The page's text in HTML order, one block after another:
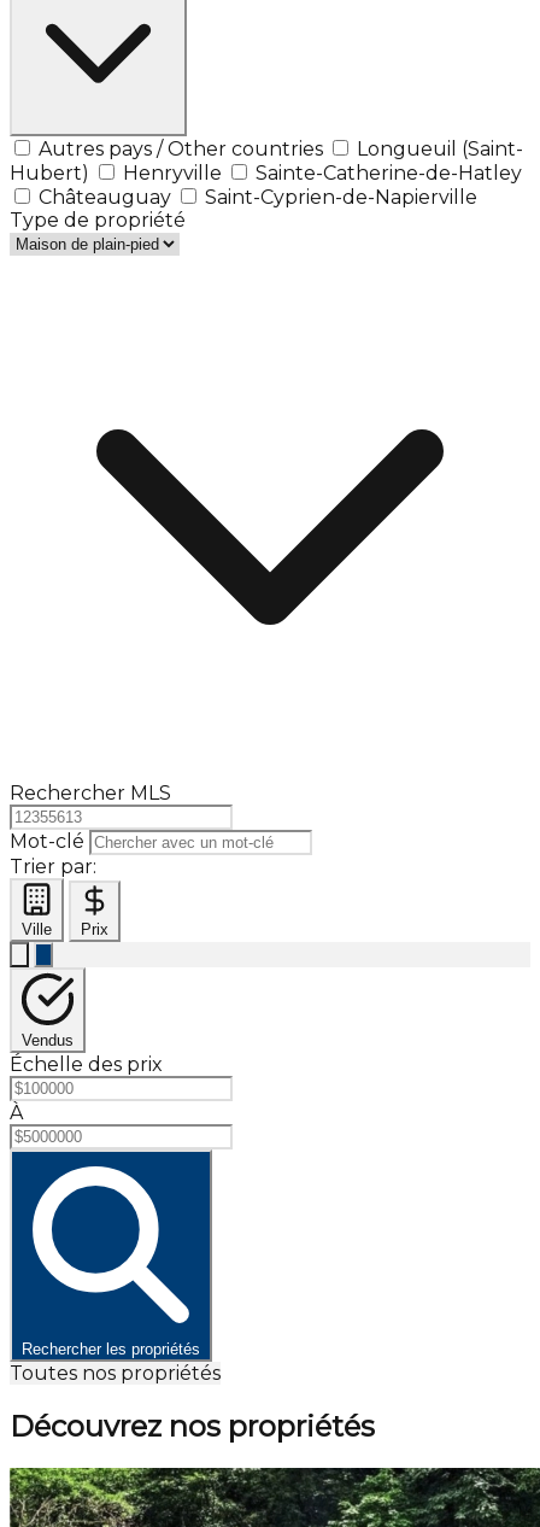
Autres pays / Other countries
Longueuil (Saint-
Hubert)
Henryville
Sainte-Catherine-de-Hatley
Châteauguay
Saint-Cyprien-de-Napierville
Type de propriété
Rechercher MLS
Mot-clé
Trier par:
Ville Prix
Vendus
Échelle des prix
À
Rechercher les propriétés
Toutes nos propriétés
Découvrez nos propriétés